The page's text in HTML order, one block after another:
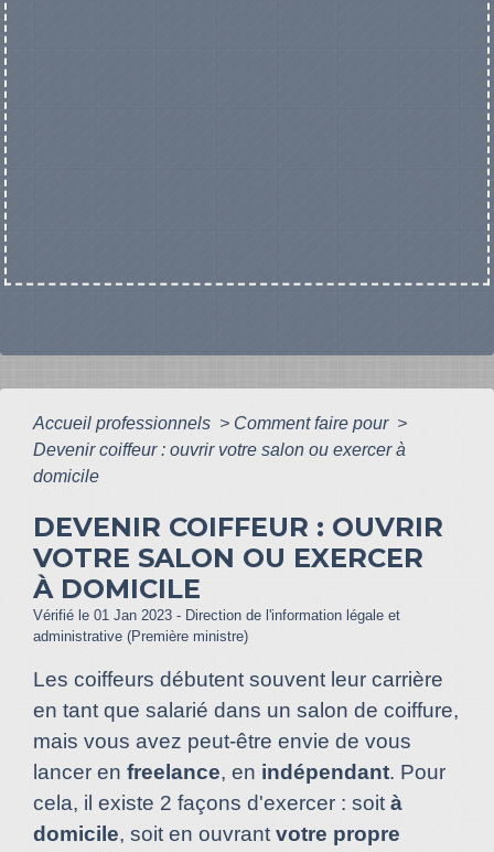
Accueil professionnels > Comment faire pour >
Devenir coiffeur : ouvrir votre salon ou exercer à
domicile
DEVENIR COIFFEUR : OUVRIR
VOTRE SALON OU EXERCER
À DOMICILE
Vérifié le 01 Jan 2023 - Direction de l'information légale et
administrative (Première ministre)
Les coiffeurs débutent souvent leur carrière
en tant que salarié dans un salon de coiffure,
mais vous avez peut-être envie de vous
lancer en freelance, en indépendant. Pour
cela, il existe 2 façons d'exercer : soit à
domicile, soit en ouvrant votre propre